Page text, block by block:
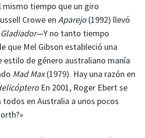
mismo tiempo que un giro
Crowe en Aparejo(1992) llevó
Gladiador—Y no tanto tiempo
que Mel Gibson estableció una
estilo de género australiano manía
Mad Max(1979). Hay una razón en
En 2001, Roger Ebert se
en Australia a unos pocos